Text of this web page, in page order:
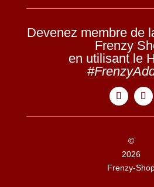
Devenez membre de
Frenzy
en utilisant le
©
2026
Frenzy-